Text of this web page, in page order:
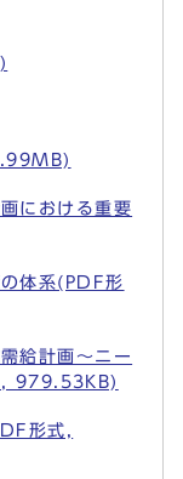
における重要
体系(PDF形
給計画～ニー
, 979.53KB)
形式,